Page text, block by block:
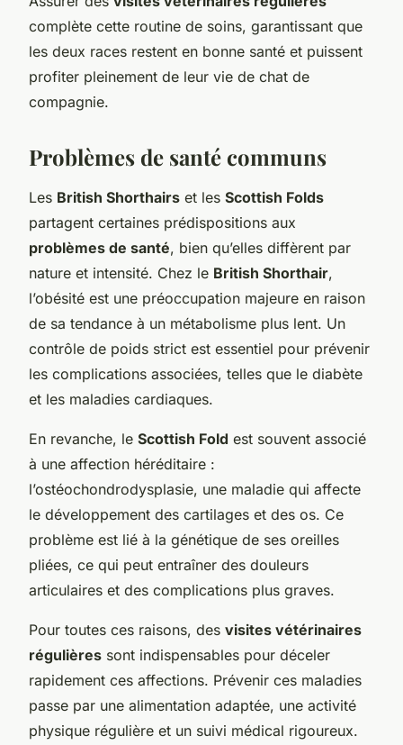
complète cette routine de soins, garantissant que
les deux races restent en bonne santé et puissent
profiter pleinement de leur vie de chat de
compagnie.
Problèmes de santé communs
Les British Shorthairs et les Scottish Folds
partagent certaines prédispositions aux
problèmes de santé, bien qu’elles diffèrent par
nature et intensité. Chez le British Shorthair,
l’obésité est une préoccupation majeure en raison
de sa tendance à un métabolisme plus lent. Un
contrôle de poids strict est essentiel pour prévenir
les complications associées, telles que le diabète
et les maladies cardiaques.
En revanche, le Scottish Fold est souvent associé
à une affection héréditaire :
l’ostéochondrodysplasie, une maladie qui affecte
le développement des cartilages et des os. Ce
problème est lié à la génétique de ses oreilles
pliées, ce qui peut entraîner des douleurs
articulaires et des complications plus graves.
Pour toutes ces raisons, des visites vétérinaires
régulières sont indispensables pour déceler
rapidement ces affections. Prévenir ces maladies
passe par une alimentation adaptée, une activité
physique régulière et un suivi médical rigoureux.